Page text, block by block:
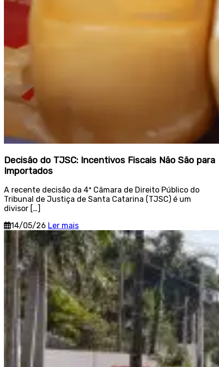
Decisão do TJSC: Incentivos Fiscais Não São para
Importados
A recente decisão da 4ª Câmara de Direito Público do
Tribunal de Justiça de Santa Catarina (TJSC) é um
divisor […]
14/05/26 Ler mais